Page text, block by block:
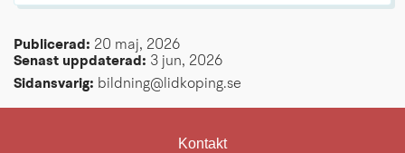
Publicerad: 20 maj, 2026
Senast uppdaterad: 3 jun, 2026
Sidansvarig: bildning@lidkoping.se
Kontakt